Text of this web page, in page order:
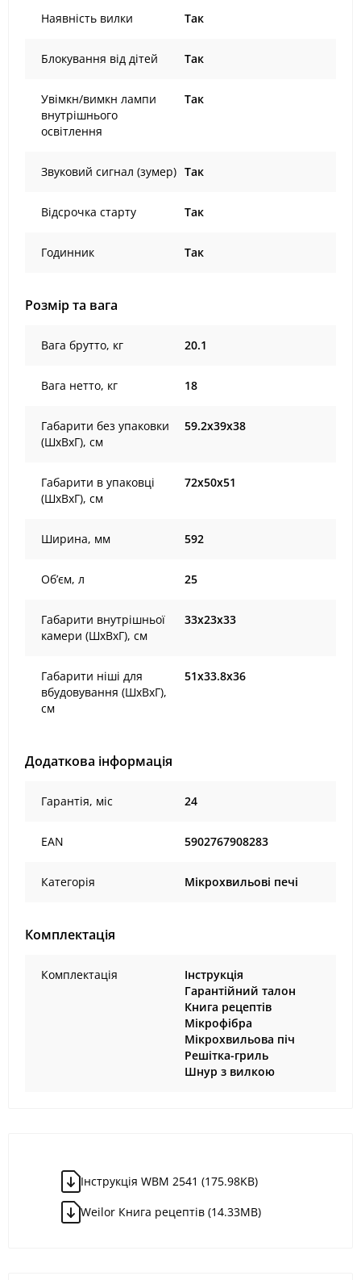
Наявність вилки Так
Блокування від дітей Так
Увімкн/вимкн лампи
внутрішнього
освітлення
Так
Звуковий сигнал (зумер) Так
Відсрочка старту Так
Годинник Так
Розмір та вага
Вага брутто, кг 20.1
Вага нетто, кг 18
Габарити без упаковки
(ШxВxГ), cм
59.2х39х38
Габарити в упаковці
(ШxВxГ), cм
72х50х51
Ширина, мм 592
Об’єм, л 25
Габарити внутрішньої
камери (ШхВхГ), см
33х23х33
Габарити ніші для
вбудовування (ШхВхГ),
см
51х33.8х36
Додаткова інформація
Гарантія, міс 24
EAN 5902767908283
Категорія Мікрохвильові печі
Комплектація
Комплектація
Інструкція
Гарантійний талон
Книга рецептів
Мікрофібра
Мікрохвильова піч
Решітка-гриль
Шнур з вилкою
Інструкція WBM 2541 (175.98KB)
Weilor Книга рецептів (14.33MB)